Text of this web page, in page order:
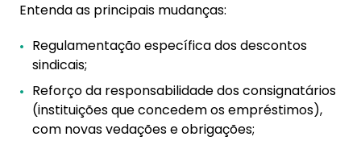
Entenda as principais mudanças:
Regulamentação específica dos descontos
sindicais;
Reforço da responsabilidade dos consignatários
(instituições que concedem os empréstimos),
com novas vedações e obrigações;